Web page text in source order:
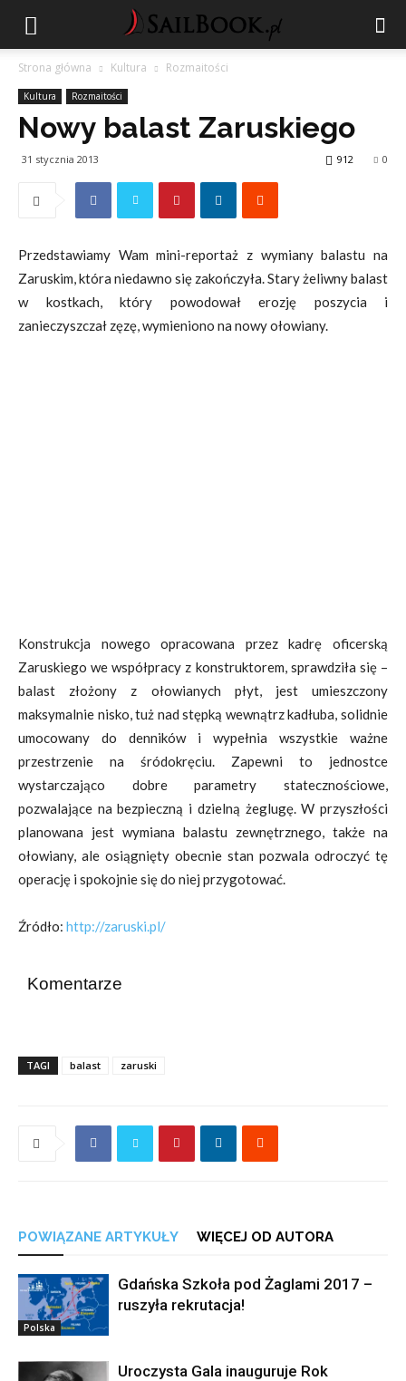
Strona główna Kultura Rozmaitości
Kultura Rozmaitości
Nowy balast Zaruskiego
31 stycznia 2013 0
912
Przedstawiamy Wam mini-reportaż z wymiany balastu na
Zaruskim, która niedawno się zakończyła. Stary żeliwny balast
w kostkach, który powodował erozję poszycia i
zanieczyszczał zęzę, wymieniono na nowy ołowiany.
Konstrukcja nowego opracowana przez kadrę oficerską
Zaruskiego we współpracy z konstruktorem, sprawdziła się –
balast złożony z ołowianych płyt, jest umieszczony
maksymalnie nisko, tuż nad stępką wewnątrz kadłuba, solidnie
umocowany do denników i wypełnia wszystkie ważne
przestrzenie na śródokręciu. Zapewni to jednostce
wystarczająco dobre parametry statecznościowe,
pozwalające na bezpieczną i dzielną żeglugę. W przyszłości
planowana jest wymiana balastu zewnętrznego, także na
ołowiany, ale osiągnięty obecnie stan pozwala odroczyć tę
operację i spokojnie się do niej przygotować.
Źródło: http://zaruski.pl/
Komentarze
TAGI balast zaruski
POWIĄZANE ARTYKUŁY WIĘCEJ OD AUTORA
Polska
Gdańska Szkoła pod Żaglami 2017 –
ruszyła rekrutacja!
Uroczysta Gala inauguruje Rok